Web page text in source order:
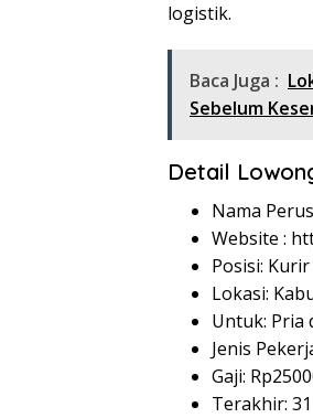
logistik.
Baca Juga :
Sebelum
Detail
Nama
Website :
Posisi: Kurir
Lokasi:
Untuk: Pria
Jenis
Gaji: Rp
Terakhir: